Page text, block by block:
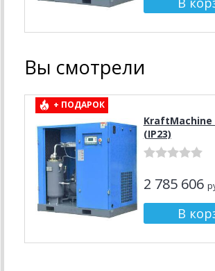
Вы смотрели
+ ПОДАРОК
KraftMachine
(IP23)
2 785 606